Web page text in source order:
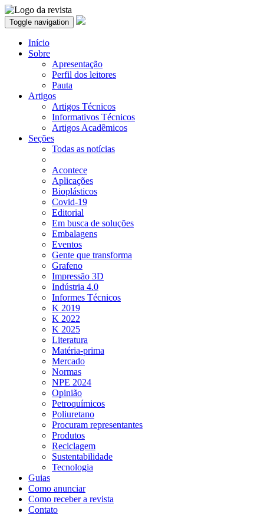
Toggle navigation
Início
Sobre
Apresentação
Perfil dos leitores
Pauta
Artigos
Artigos Técnicos
Informativos Técnicos
Artigos Acadêmicos
Seções
Todas as notícias
Acontece
Aplicações
Bioplásticos
Covid-19
Editorial
Em busca de soluções
Embalagens
Eventos
Gente que transforma
Grafeno
Impressão 3D
Indústria 4.0
Informes Técnicos
K 2019
K 2022
K 2025
Literatura
Matéria-prima
Mercado
Normas
NPE 2024
Opinião
Petroquímicos
Poliuretano
Procuram representantes
Produtos
Reciclagem
Sustentabilidade
Tecnologia
Guias
Como anunciar
Como receber a revista
Contato